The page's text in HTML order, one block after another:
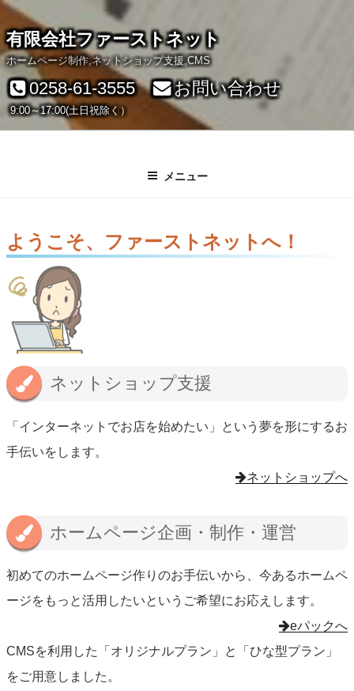
有限会社ファーストネット
ホームページ制作,ネットショップ支援,CMS
0258-61-3555
9:00～17:00(土日祝除く）
お問い合わせ
メニュー
ようこそ、ファーストネットへ！
ネットショップ支援
「インターネットでお店を始めたい」という夢を形にするお
手伝いをします。
ネットショップへ
ホームページ企画・制作・運営
初めてのホームページ作りのお手伝いから、今あるホームペ
ージをもっと活用したいというご希望にお応えします。
eパックへ
CMSを利用した「オリジナルプラン」と「ひな型プラン」
をご用意しました。